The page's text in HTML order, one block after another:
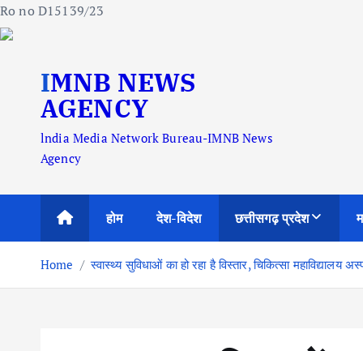
Ro no D15139/23
IMNB NEWS
AGENCY
lndia Media Network Bureau-IMNB News
Agency
होम देश-विदेश छत्तीसगढ़ प्रदेश
Home स्वास्थ्य सुविधाओं का हो रहा है विस्तार, चिकित्सा